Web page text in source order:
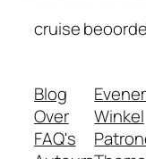
cruise
Blog
Over
FAQ's
Winkel